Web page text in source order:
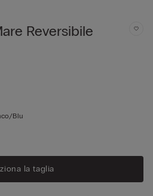
Reversibile
blu
la taglia